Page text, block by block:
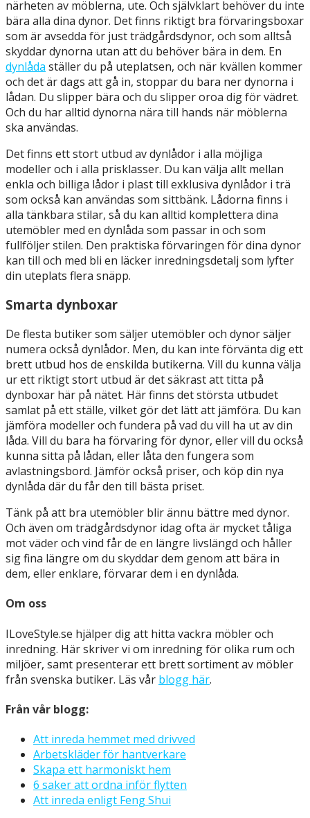
närheten av möblerna, ute. Och självklart behöver du inte
bära alla dina dynor. Det finns riktigt bra förvaringsboxar
som är avsedda för just trädgårdsdynor, och som alltså
skyddar dynorna utan att du behöver bära in dem. En
dynlåda ställer du på uteplatsen, och när kvällen kommer
och det är dags att gå in, stoppar du bara ner dynorna i
lådan. Du slipper bära och du slipper oroa dig för vädret.
Och du har alltid dynorna nära till hands när möblerna
ska användas.
Det finns ett stort utbud av dynlådor i alla möjliga
modeller och i alla prisklasser. Du kan välja allt mellan
enkla och billiga lådor i plast till exklusiva dynlådor i trä
som också kan användas som sittbänk. Lådorna finns i
alla tänkbara stilar, så du kan alltid komplettera dina
utemöbler med en dynlåda som passar in och som
fullföljer stilen. Den praktiska förvaringen för dina dynor
kan till och med bli en läcker inredningsdetalj som lyfter
din uteplats flera snäpp.
Smarta dynboxar
De flesta butiker som säljer utemöbler och dynor säljer
numera också dynlådor. Men, du kan inte förvänta dig ett
brett utbud hos de enskilda butikerna. Vill du kunna välja
ur ett riktigt stort utbud är det säkrast att titta på
dynboxar här på nätet. Här finns det största utbudet
samlat på ett ställe, vilket gör det lätt att jämföra. Du kan
jämföra modeller och fundera på vad du vill ha ut av din
låda. Vill du bara ha förvaring för dynor, eller vill du också
kunna sitta på lådan, eller låta den fungera som
avlastningsbord. Jämför också priser, och köp din nya
dynlåda där du får den till bästa priset.
Tänk på att bra utemöbler blir ännu bättre med dynor.
Och även om trädgårdsdynor idag ofta är mycket tåliga
mot väder och vind får de en längre livslängd och håller
sig fina längre om du skyddar dem genom att bära in
dem, eller enklare, förvarar dem i en dynlåda.
Om oss
ILoveStyle.se hjälper dig att hitta vackra möbler och
inredning. Här skriver vi om inredning för olika rum och
miljöer, samt presenterar ett brett sortiment av möbler
från svenska butiker. Läs vår blogg här.
Från vår blogg:
Att inreda hemmet med drivved
Arbetskläder för hantverkare
Skapa ett harmoniskt hem
6 saker att ordna inför flytten
Att inreda enligt Feng Shui